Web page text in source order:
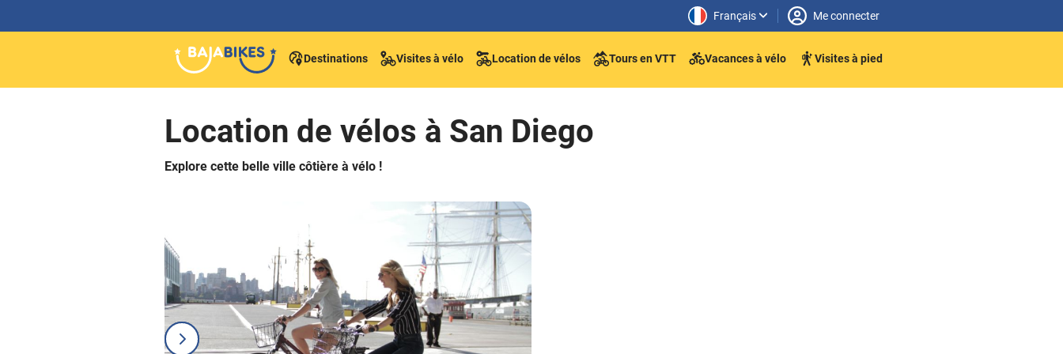
Français Me connecter
Destinations Visites à vélo Location de vélos Tours en VTT Vacances à vélo Visites à pied
Location de vélos à San Diego
Explore cette belle ville côtière à vélo !